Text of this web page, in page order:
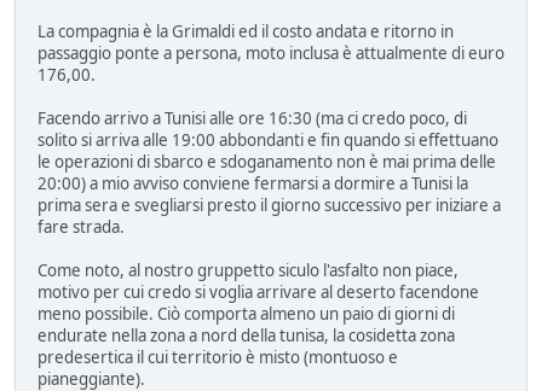
La compagnia è la Grimaldi ed il costo andata e ritorno in
passaggio ponte a persona, moto inclusa è attualmente di euro
176,00.
Facendo arrivo a Tunisi alle ore 16:30 (ma ci credo poco, di
solito si arriva alle 19:00 abbondanti e fin quando si effettuano
le operazioni di sbarco e sdoganamento non è mai prima delle
20:00) a mio avviso conviene fermarsi a dormire a Tunisi la
prima sera e svegliarsi presto il giorno successivo per iniziare a
fare strada.
Come noto, al nostro gruppetto siculo l'asfalto non piace,
motivo per cui credo si voglia arrivare al deserto facendone
meno possibile. Ciò comporta almeno un paio di giorni di
endurate nella zona a nord della tunisa, la cosidetta zona
predesertica il cui territorio è misto (montuoso e
pianeggiante).